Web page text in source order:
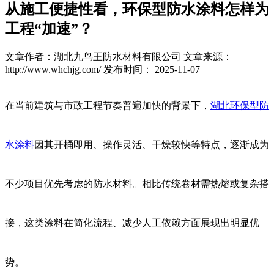
从施工便捷性看，环保型防水涂料怎样为
工程“加速”？
文章作者：湖北九鸟王防水材料有限公司 文章来源：
http://www.whchjg.com/ 发布时间： 2025-11-07
在当前建筑与市政工程节奏普遍加快的背景下， 湖北环保型防
水涂料因其开桶即用、操作灵活、干燥较快等特点，逐渐成为
不少项目优先考虑的防水材料。相比传统卷材需热熔或复杂搭
接，这类涂料在简化流程、减少人工依赖方面展现出明显优
势。